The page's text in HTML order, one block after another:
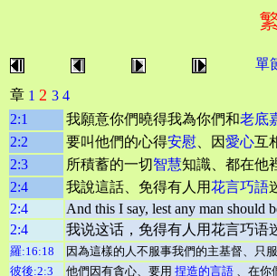
單
章 1 2 3 4
2:1
我願意你們曉得我為你們和老底
2:2
要叫他們的心得安慰 、因愛心互
2:3
所積蓄的一切智慧知識、都在他
2:4
我說這話、免得有人用花言巧語
2:4
And this I say, lest any man should
2:4
我说这话，免得有人用花言巧语
羅:16:18 因為這樣的人不服事我們的主基督、只
彼後:2:3
他們因有貪心、要用 捏造的言語 、在你